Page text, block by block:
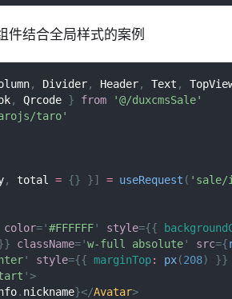
件结合全局样式的案例
, Divider, Header, Text ,
, Qrcode } from
'@/duxcmsSale'
taro'
, total = {} }] = useRequest ( 'sale/
color='#FFFFFF' style={{
} className='w-full absolute' src={
' style={{ marginTop: px(208) }}
'>
. nickname}</Avatar>